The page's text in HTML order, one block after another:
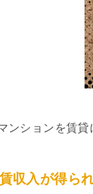
ンションを賃
収入が得ら